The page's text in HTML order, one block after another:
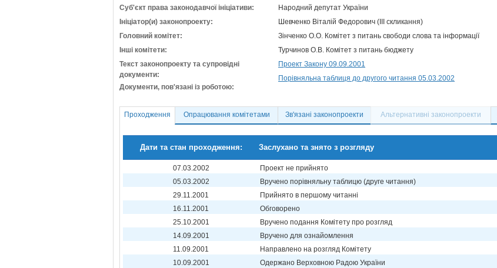
Суб'єкт права законодавчої ініціативи:
Народний депутат України
Ініціатор(и) законопроекту:
Шевченко Віталій Федорович (III скликання)
Головний комітет:
Зінченко О.О. Комітет з питань свободи слова та інформації
Інші комітети:
Турчинов О.В. Комітет з питань бюджету
Текст законопроекту та супровідні
документи:
Проект Закону 09.09.2001
Документи, пов'язані із роботою:
Порівняльна таблиця до другого читання 05.03.2002
Проходження Опрацювання комітетами Зв'язані законопроекти Альтернативні законопроекти
Дати та стан проходження: Заслухано та знято з розгляду
07.03.2002
Проект не прийнято
05.03.2002
Вручено порівняльну таблицю (друге читання)
29.11.2001
Прийнято в першому читанні
16.11.2001
Обговорено
25.10.2001
Вручено подання Комітету про розгляд
14.09.2001
Вручено для ознайомлення
11.09.2001
Направлено на розгляд Комітету
10.09.2001
Одержано Верховною Радою України